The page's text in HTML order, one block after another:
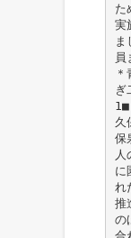
た
実
員
久
保
に
れ
推
の
合